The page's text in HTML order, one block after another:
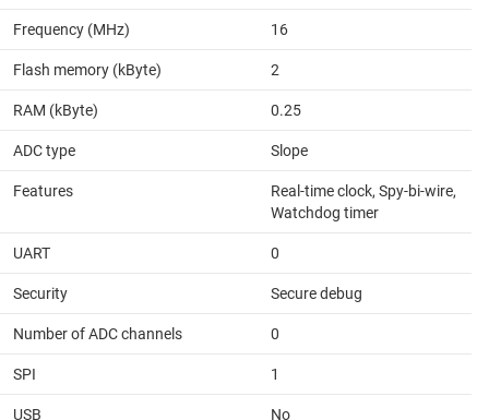
Frequency (MHz) 16
Flash memory (kByte) 2
RAM (kByte) 0.25
ADC type Slope
Features
Real-time clock, Spy-bi-wire,
Watchdog timer
UART 0
Security Secure debug
Number of ADC channels 0
SPI 1
USB No